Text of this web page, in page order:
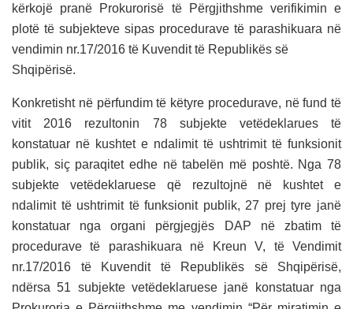
kërkojë pranë Prokurorisë të Përgjithshme verifikimin e
plotë të subjekteve sipas procedurave të parashikuara në
vendimin nr.17/2016 të Kuvendit të Republikës së
Shqipërisë.
Konkretisht në përfundim të këtyre procedurave, në fund të
vitit 2016 rezultonin 78 subjekte vetëdeklarues të
konstatuar në kushtet e ndalimit të ushtrimit të funksionit
publik, siç paraqitet edhe në tabelën më poshtë. Nga 78
subjekte vetëdeklaruese që rezultojnë në kushtet e
ndalimit të ushtrimit të funksionit publik, 27 prej tyre janë
konstatuar nga organi përgjegjës DAP në zbatim të
procedurave të parashikuara në Kreun V, të Vendimit
nr.17/2016 të Kuvendit të Republikës së Shqipërisë,
ndërsa 51 subjekte vetëdeklaruese janë konstatuar nga